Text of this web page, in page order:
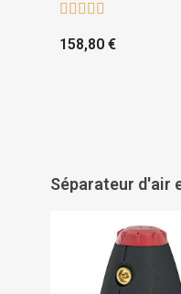
    
158,80 €